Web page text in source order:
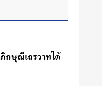
กษุณีเถรวาทได้